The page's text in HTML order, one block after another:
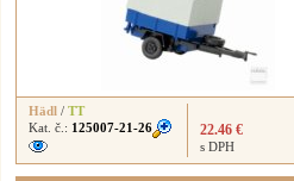
Hädl / TT
Kat. č.: 125007-21-26 22.46 €
s DPH